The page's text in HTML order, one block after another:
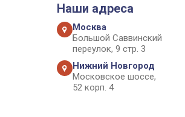
Наши адреса
Москва
Большой Саввинский
переулок, 9 стр. 3
Нижний Новгород
Московское шоссе,
52 корп. 4